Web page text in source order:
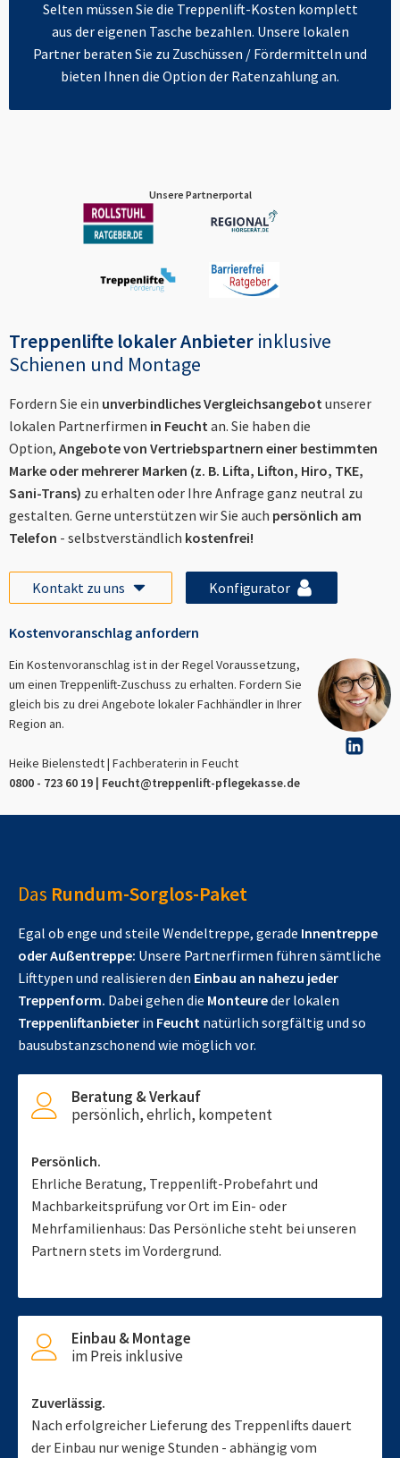
Selten müssen Sie die Treppenlift-Kosten komplett
aus der eigenen Tasche bezahlen. Unsere lokalen
Partner beraten Sie zu Zuschüssen / Fördermitteln und
bieten Ihnen die Option der Ratenzahlung an.
Unsere Partnerportal
Treppenlifte lokaler Anbieter inklusive
Schienen und Montage
Fordern Sie ein unverbindliches Vergleichsangebotunserer
lokalen Partnerfirmen in Feuchtan. Sie haben die
Option, Angebote von Vertriebspartnern einer bestimmten
Marke oder mehrerer Marken (z. B. Lifta, Lifton, Hiro, TKE,
Sani-Trans) zu erhalten oder Ihre Anfrage ganz neutral zu
gestalten. Gerne unterstützen wir Sie auch persönlich am
Telefon - selbstverständlich kostenfrei!
Kontakt zu uns Konfigurator
Kostenvoranschlag anfordern
Ein Kostenvoranschlag ist in der Regel Voraussetzung,
um einen Treppenlift-Zuschuss zu erhalten. Fordern Sie
gleich bis zu drei Angebote lokaler Fachhändler in Ihrer
Region an.
Heike Bielenstedt | Fachberaterin in Feucht
0800 - 723 60 19 | Feucht@treppenlift-pflegekasse.de
Das Rundum-Sorglos-Paket
Egal ob enge und steile Wendeltreppe, gerade Innentreppe
oder Außentreppe: Unsere Partnerfirmen führen sämtliche
Lifttypen und realisieren den Einbau an nahezu jeder
Treppenform. Dabei gehen die Monteureder lokalen
Treppenliftanbieter in Feucht natürlich sorgfältig und so
bausubstanzschonend wie möglich vor.
Beratung & Verkauf
persönlich, ehrlich, kompetent
Persönlich.
Ehrliche Beratung, Treppenlift-Probefahrt und
Machbarkeitsprüfung vor Ort im Ein- oder
Mehrfamilienhaus: Das Persönliche steht bei unseren
Partnern stets im Vordergrund.
Einbau & Montage
im Preis inklusive
Zuverlässig.
Nach erfolgreicher Lieferung des Treppenlifts dauert
der Einbau nur wenige Stunden - abhängig vom